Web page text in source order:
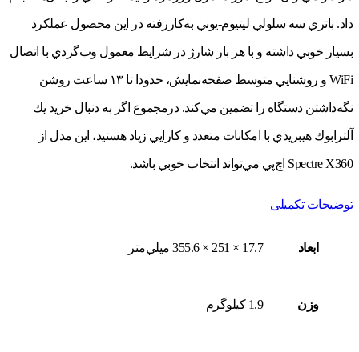
داد. باتري سه سلولي ليتيوم-يوني به‌كاررفته در اين محصول عملكرد
بسيار خوبي داشته و با هر بار شارژ در شرايط معمول وب‌گردي با اتصال
WiFi و روشنايي متوسط صفحه‌نمايش، حدودا تا ۱۳ ساعت روشن
نگه‌داشتن دستگاه را تضمين مي‌كند. درمجموع اگر به دنبال خريد يك
آلترابوك هيبريدي با امكانات متعدد و كارايي زياد هستيد، اين مدل از
Spectre X360 اچ‌پي مي‌تواند انتخاب خوبي باشد.
توضیحات تکمیلی
ابعاد 17.7 × 251 × 355.6 ميلي‌متر
وزن 1.9 کيلوگرم